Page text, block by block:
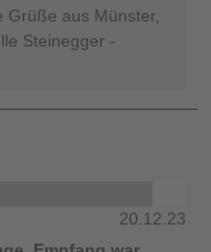
Grüße aus Münster,
Steinegger -
20.12.23